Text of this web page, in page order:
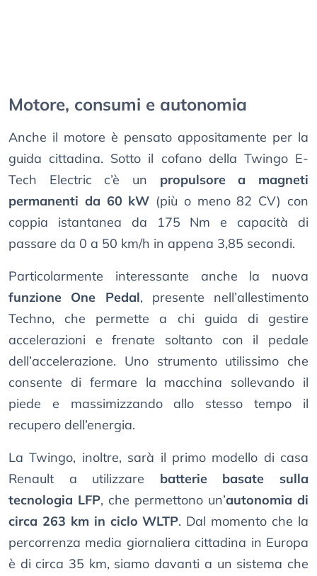
Motore, consumi e autonomia
Anche il motore è pensato appositamente per la
guida cittadina. Sotto il cofano della Twingo E-
Tech Electric c’è un propulsore a magneti
permanenti da 60 kW (più o meno 82 CV) con
coppia istantanea da 175 Nm e capacità di
passare da 0 a 50 km/h in appena 3,85 secondi.
Particolarmente interessante anche la nuova
funzione One Pedal, presente nell’allestimento
Techno, che permette a chi guida di gestire
accelerazioni e frenate soltanto con il pedale
dell’accelerazione. Uno strumento utilissimo che
consente di fermare la macchina sollevando il
piede e massimizzando allo stesso tempo il
recupero dell’energia.
La Twingo, inoltre, sarà il primo modello di casa
Renault a utilizzare batterie basate sulla
tecnologia LFP, che permettono un’autonomia di
circa 263 km in ciclo WLTP. Dal momento che la
percorrenza media giornaliera cittadina in Europa
è di circa 35 km, siamo davanti a un sistema che